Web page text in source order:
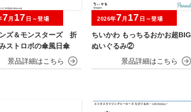
ズ＆モンスターズ 折
ストロボの傘風日傘
7 月 17 日～登場
ちいかわ もっちるおかお超BIG
ぬいぐるみ②
2026年7 月 17 日～登場